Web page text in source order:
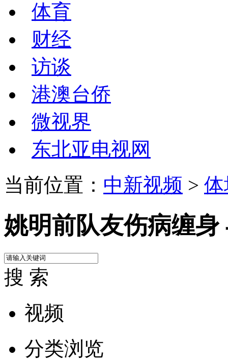
体育
财经
访谈
港澳台侨
微视界
东北亚电视网
当前位置： 中新视频 >
姚明前队友伤病缠
搜 索
视频
分类浏览